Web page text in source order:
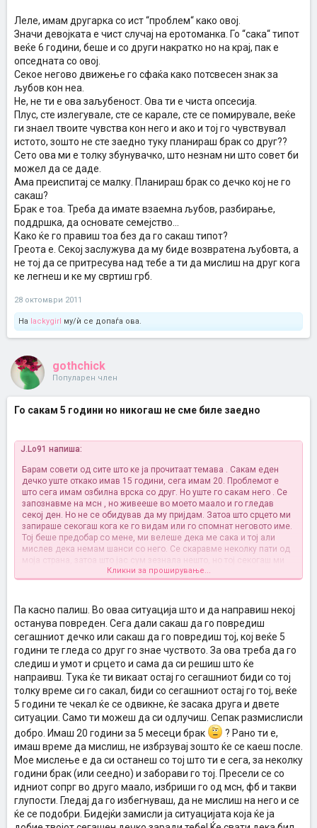
Леле, имам другарка со ист “проблем“ како овој.
Значи девојката е чист случај на еротоманка. Го “сака“ типот
веќе 6 години, беше и со други накратко но на крај, пак е
опседната со овој.
Секое негово движење го сфаќа како потсвесен знак за
љубов кон неа.
Не, не ти е ова заљубеност. Ова ти е чиста опсесија.
Плус, сте излегувале, сте се карале, сте се помирувале, веќе
ги знаел твоите чувства кон него и ако и тој го чувствувал
истото, зошто не сте заедно туку планираш брак со друг??
Сето ова ми е толку збунувачко, што незнам ни што совет би
можел да се даде.
Ама преиспитај се малку. Планираш брак со дечко кој не го
сакаш?
Брак е тоа. Треба да имате взаемна љубов, разбирање,
поддршка, да основате семејство...
Како ќе го правиш тоа без да го сакаш типот?
Греота е. Секој заслужува да му биде возвратена љубовта, а
не тој да се притресува над тебе а ти да мислиш на друг кога
ке легнеш и ке му свртиш грб.
28 октомври 2011
На lackygirl му/ѝ се допаѓа ова.
gothchick
Популарен член
Го сакам 5 години но никогаш не сме биле заедно
J.Lo91 напиша:
Барам совети од сите што ке ја прочитаат темава . Сакам еден
дечко уште откако имав 15 години, сега имам 20. Проблемот е
што сега имам озбилна врска со друг. Но уште го сакам него . Се
запознавме на мсн , но живееше во моето маало и го гледав
секој ден. Но не се обидував да му пријдам. Затоа што срцето ми
запираше секогаш кога ке го видам или го спомнат неговото име.
Тој беше предобар со мене, ми велеше дека ме сака и тој али
мислев дека немам шанси со него. Се скаравме неколку пати од
моја страна, затоа што јас сум зезнала нешто, но тој секогаш ми
простуваше. Но не беше секогаш така само да помине и да не го
застанам, јас и тој излеговме неколку пати и ништо не се
овој пат бевме многу скарани јас прва го побарав и у се извинив
како што поминуваат деновите тој се повеке ми дава во знаење
дека стварно ме сака и сака да биде со мене, ми праќа лјубовни
песни како тоа ме сакал сето тоа време сите тие 5 години. Како го
болело кога јас сум имала други и секогаш сум му ги кажувала на
него. Но јас мислев дека немам шанси со него и мислев сме
само другари а и тој тоа го викаше но ете ме сакал. Дечкото све
знае за мене и ме познава многу добро а и јас него . Се е супер
он ме сака јас го сакам премногу. Но имам озбилна врска и
планирав брак за 5 месеци. Но го сакам другиот по него телото ми
се ежи и ми запира срцето ! Помогнете ми што да направам?
Кликни за проширување...
Па касно палиш. Во оваа ситуација што и да направиш некој
останува повреден. Сега дали сакаш да го повредиш
сегашниот дечко или сакаш да го повредиш тој, кој веќе 5
години те гледа со друг го знае чуството. За ова треба да го
следиш и умот и срцето и сама да си решиш што ќе
напраивш. Тука ќе ти викаат остај го сегашниот биди со тој
толку време си го сакал, биди со сегашниот остај го тој, веќе
5 години те чекал ќе се одвикне, ќе засака друга и двете
ситуации. Само ти можеш да си одлучиш. Сепак размислисли
добро. Имаш 20 години за 5 месеци брак
? Рано ти е,
имаш време да мислиш, не избрзувај зошто ќе се каеш после.
Мое мислење е да си останеш со тој што ти е сега, за неколку
години брак (или сеедно) и заборави го тој. Пресели се со
идниот сопрг во друго маало, избриши го од мсн, фб и такви
глупости. Гледај да го избегнуваш, да не мислиш на него и се
ќе се подобри. Бидејќи замисли ја ситуацијата која ќе ја